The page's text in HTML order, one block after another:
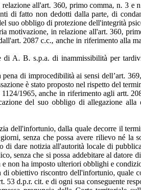
all'art. 360, primo comma, n. 3 e
di fatto non dedotti dalla parte, di
obbligo di protezione dell'integrità
in relazione all'art. 360,
2087 c.c., anche in riferimento alla
di A. B. s.p.a. di inammissibilità per
di improcedibilità ai sensi dell’art.
è stato proposto nel rispetto del
1965, anche in riferimento agli artt.
del suo obbligo di allegazione alla
dell'infortunio, dalla quale decorre il
senza che possa avere rilievo né
dare notizia all'autorità locale di
senza che si possa addebitare al datore
non ha imposto ulteriori obblighi e
obiettivo riscontro dell'infortunio, quale
d.p.r. cit. e di ogni sua conseguente